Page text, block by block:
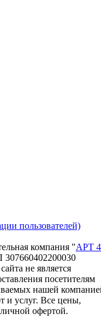
пользователей)
компания "АРТ 4
не является
посетителям
нашей
и услуг. Все цены,
офертой.